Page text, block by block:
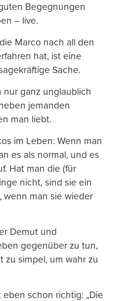
Begegnungen
– live.
Marco nach all den
hat, ist eine
Sache.
nur ganz unglaublich
jemanden
man liebt.
im Leben: Wenn man
es als normal, und es
Hat man die (für
nicht, sind sie ein
wenn man sie wieder
Demut und
gegenüber zu tun,
zu simpel, um wahr zu
schon richtig: „Die